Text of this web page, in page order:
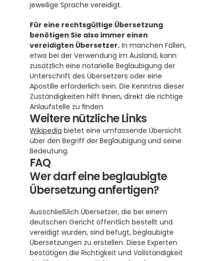
jeweilige Sprache vereidigt.
Für eine rechtsgültige Übersetzung
benötigen Sie also immer einen
vereidigten Übersetzer. In manchen Fällen,
etwa bei der Verwendung im Ausland, kann
zusätzlich eine notarielle Beglaubigung der
Unterschrift des Übersetzers oder eine
Apostille erforderlich sein. Die Kenntnis dieser
Zuständigkeiten hilft Ihnen, direkt die richtige
Anlaufstelle zu finden.
Weitere nützliche Links
Wikipedia bietet eine umfassende Übersicht
über den Begriff der Beglaubigung und seine
Bedeutung.
FAQ
Wer darf eine beglaubigte
Übersetzung anfertigen?
Ausschließlich Übersetzer, die bei einem
deutschen Gericht öffentlich bestellt und
vereidigt wurden, sind befugt, beglaubigte
Übersetzungen zu erstellen. Diese Experten
bestätigen die Richtigkeit und Vollständigkeit